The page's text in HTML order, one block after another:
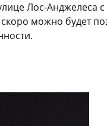
Лос-Анджелеса с
можно будет